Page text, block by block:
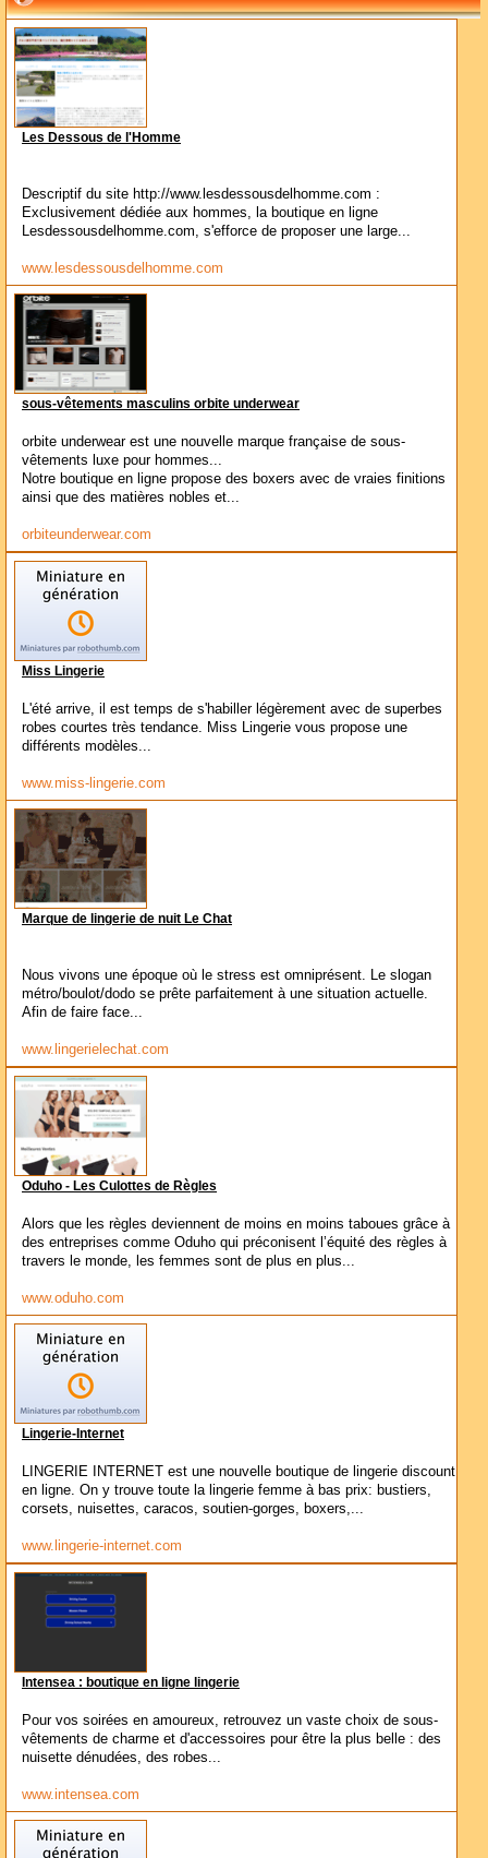
Les Dessous de l'Homme
Descriptif du site http://www.lesdessousdelhomme.com :
Exclusivement dédiée aux hommes, la boutique en ligne
Lesdessousdelhomme.com, s'efforce de proposer une large...
www.lesdessousdelhomme.com
sous-vêtements masculins orbite underwear
orbite underwear est une nouvelle marque française de sous-
vêtements luxe pour hommes...
Notre boutique en ligne propose des boxers avec de vraies finitions
ainsi que des matières nobles et...
orbiteunderwear.com
Miss Lingerie
L'été arrive, il est temps de s'habiller légèrement avec de superbes
robes courtes très tendance. Miss Lingerie vous propose une
différents modèles...
www.miss-lingerie.com
Marque de lingerie de nuit Le Chat
Nous vivons une époque où le stress est omniprésent. Le slogan
métro/boulot/dodo se prête parfaitement à une situation actuelle.
Afin de faire face...
www.lingerielechat.com
Oduho - Les Culottes de Règles
Alors que les règles deviennent de moins en moins taboues grâce à
des entreprises comme Oduho qui préconisent l’équité des règles à
travers le monde, les femmes sont de plus en plus...
www.oduho.com
Lingerie-Internet
LINGERIE INTERNET est une nouvelle boutique de lingerie discount
en ligne. On y trouve toute la lingerie femme à bas prix: bustiers,
corsets, nuisettes, caracos, soutien-gorges, boxers,...
www.lingerie-internet.com
Intensea : boutique en ligne lingerie
Pour vos soirées en amoureux, retrouvez un vaste choix de sous-
vêtements de charme et d'accessoires pour être la plus belle : des
nuisette dénudées, des robes...
www.intensea.com